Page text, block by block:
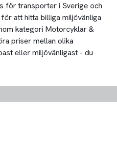
för transporter i Sverige och
att hitta billiga miljövänliga
kategori Motorcyklar &
priser mellan olika
eller miljövänligast - du